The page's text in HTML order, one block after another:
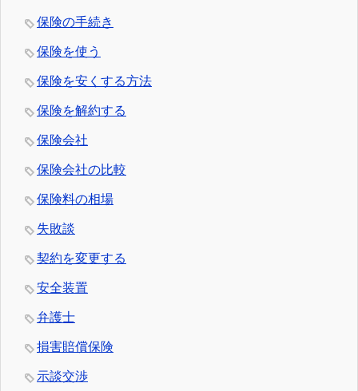
保険の手続き
保険を使う
保険を安くする方法
保険を解約する
保険会社
保険会社の比較
保険料の相場
失敗談
契約を変更する
安全装置
弁護士
損害賠償保険
示談交渉